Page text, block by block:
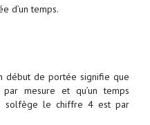
d’un temps.
début de portée signifie que
mesure et qu’un temps
solfège le chiffre 4 est par